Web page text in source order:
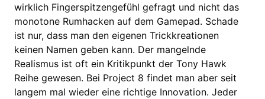
wirklich Fingerspitzengefühl gefragt und nicht das
monotone Rumhacken auf dem Gamepad. Schade
ist nur, dass man den eigenen Trickkreationen
keinen Namen geben kann. Der mangelnde
Realismus ist oft ein Kritikpunkt der Tony Hawk
Reihe gewesen. Bei Project 8 findet man aber seit
langem mal wieder eine richtige Innovation. Jeder